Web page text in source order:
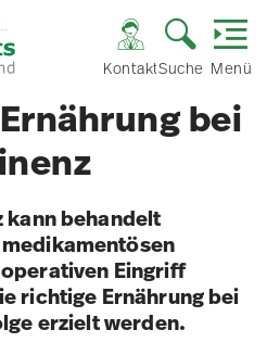
KontaktSuche Menü
bei
kann behandelt
Eingriff
richtige Ernährung bei
erzielt werden.